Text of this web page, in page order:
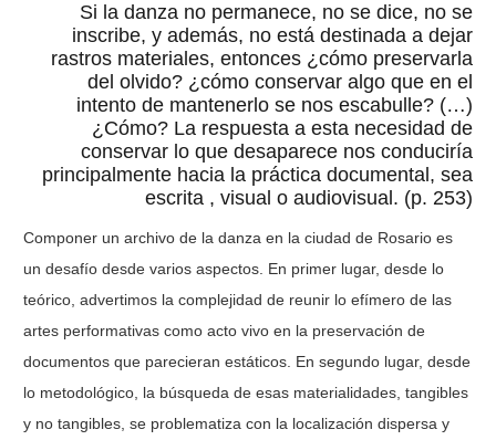
Si la danza no permanece, no se dice, no se
inscribe, y además, no está destinada a dejar
rastros materiales, entonces ¿cómo preservarla
del olvido? ¿cómo conservar algo que en el
intento de mantenerlo se nos escabulle? (…)
¿Cómo? La respuesta a esta necesidad de
conservar lo que desaparece nos conduciría
principalmente hacia la práctica documental, sea
escrita , visual o audiovisual. (p. 253)
Componer un archivo de la danza en la ciudad de Rosario es
un desafío desde varios aspectos. En primer lugar, desde lo
teórico, advertimos la complejidad de reunir lo efímero de las
artes performativas como acto vivo en la preservación de
documentos que parecieran estáticos. En segundo lugar, desde
lo metodológico, la búsqueda de esas materialidades, tangibles
y no tangibles, se problematiza con la localización dispersa y